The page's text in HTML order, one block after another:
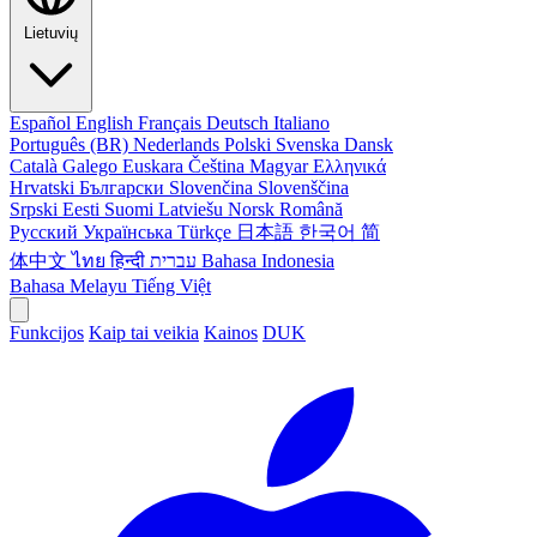
Lietuvių
Español English Français Deutsch Italiano
Português (BR) Nederlands Polski Svenska Dansk
Català Galego Euskara Čeština MagyarΕλληνικά
Hrvatski Български Slovenčina Slovenščina
Srpski Eesti Suomi Latviešu Norsk Română
Русский Українська Türkçe 日本語 한국어 简
体中文ไทยहिन्दी
Bahasa Indonesia
Bahasa Melayu Tiếng Việt
Funkcijos Kaip tai veikia Kainos DUK